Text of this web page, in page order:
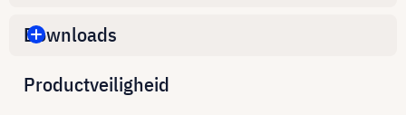
Downloads
Productveiligheid